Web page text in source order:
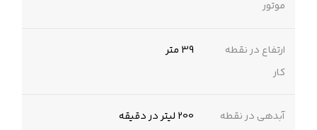
موتور
ارتفاع در نقطه
کار
39 متر
آبدهی در نقطه
200 لیتر در دقیقه